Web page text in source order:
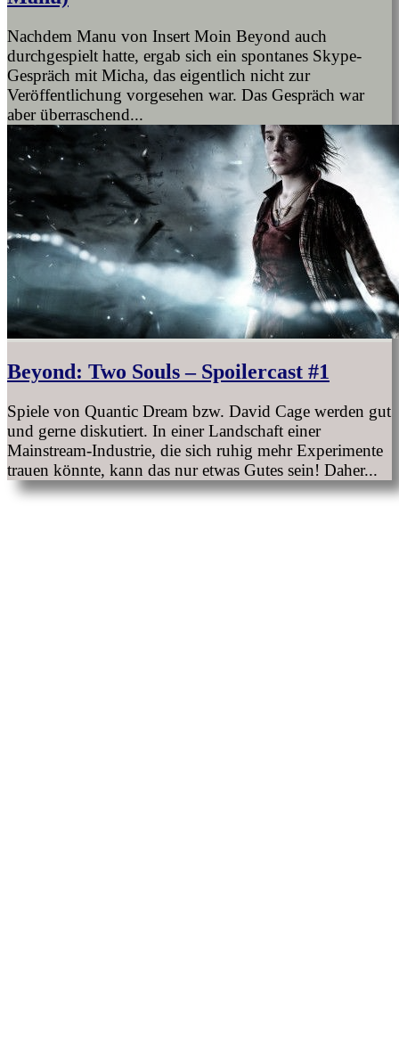
Nachdem Manu von Insert Moin Beyond auch
durchgespielt hatte, ergab sich ein spontanes Skype-
Gespräch mit Micha, das eigentlich nicht zur
Veröffentlichung vorgesehen war. Das Gespräch war
aber überraschend...
Beyond: Two Souls – Spoilercast #1
Spiele von Quantic Dream bzw. David Cage werden gut
und gerne diskutiert. In einer Landschaft einer
Mainstream-Industrie, die sich ruhig mehr Experimente
trauen könnte, kann das nur etwas Gutes sein! Daher...